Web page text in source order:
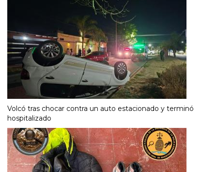
Volcó tras chocar contra un auto estacionado y terminó
hospitalizado